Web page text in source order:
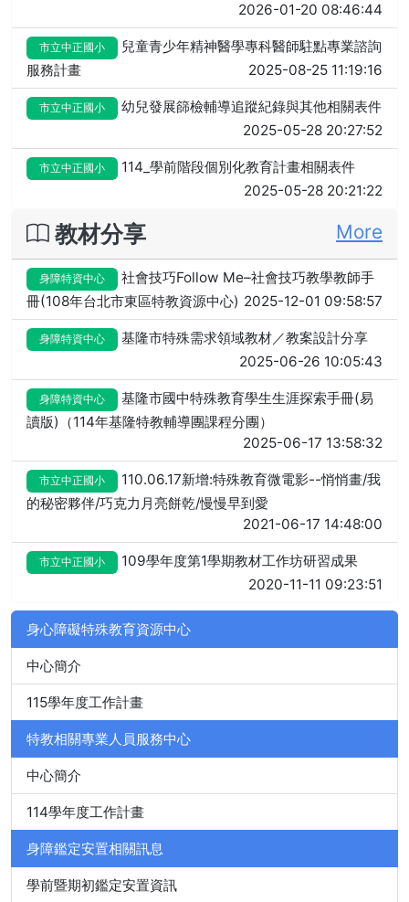
2026-01-20 08:46:44
市立中正國小
兒童青少年精神醫學專科醫師駐點專業諮詢
服務計畫
2025-08-25 11:19:16
市立中正國小
幼兒發展篩檢輔導追蹤紀錄與其他相關表件
2025-05-28 20:27:52
市立中正國小
114_學前階段個別化教育計畫相關表件
2025-05-28 20:21:22
More
教材分享
身障特資中心
社會技巧Follow Me–社會技巧教學教師手
冊(108年台北市東區特教資源中心) 2025-12-01 09:58:57
身障特資中心
基隆市特殊需求領域教材／教案設計分享
2025-06-26 10:05:43
身障特資中心
基隆市國中特殊教育學生生涯探索手冊(易
讀版)（114年基隆特教輔導團課程分團）
2025-06-17 13:58:32
市立中正國小
110.06.17新增:特殊教育微電影--悄悄畫/我
的秘密夥伴/巧克力月亮餅乾/慢慢早到愛
2021-06-17 14:48:00
市立中正國小
109學年度第1學期教材工作坊研習成果
2020-11-11 09:23:51
身心障礙特殊教育資源中心
中心簡介
115學年度工作計畫
特教相關專業人員服務中心
中心簡介
114學年度工作計畫
身障鑑定安置相關訊息
學前暨期初鑑定安置資訊